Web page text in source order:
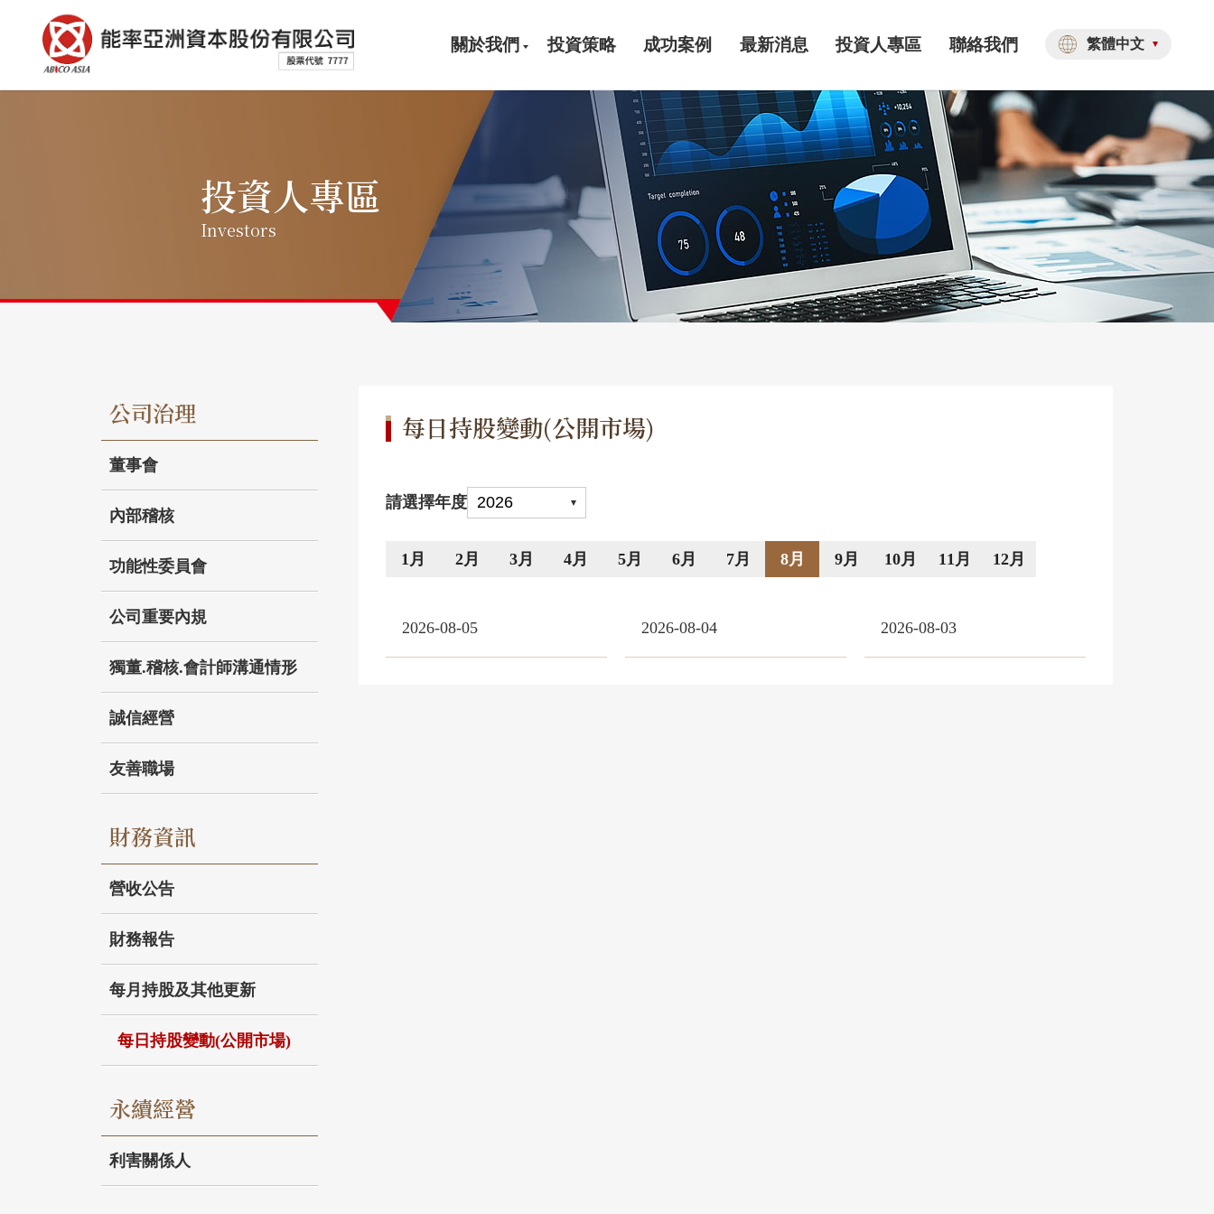
關於我們
公司簡介
團隊介紹
合作夥伴
投資策略 成功案例 最新消息 投資人專區 聯絡我們 繁體中文
投資人專區
Investors
公司治理
董事會
內部稽核
功能性委員會
公司重要內規
獨董.稽核.會計師溝通情形
誠信經營
友善職場
財務資訊
營收公告
財務報告
每月持股及其他更新
每日持股變動(公開市場)
永續經營
利害關係人
每日持股變動(公開市場)
請選擇年度
1月 2月 3月 4月 5月 6月 7月 8月 9月 10月 11月 12月
2026-08-05 2026-08-04 2026-08-03